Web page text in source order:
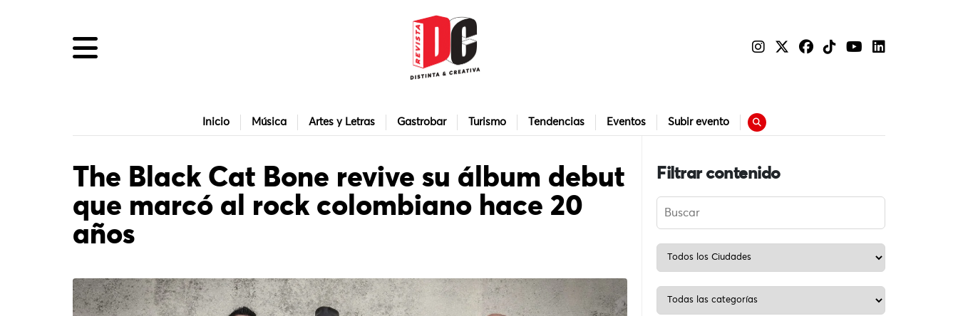
Inicio Música Artes y Letras Gastrobar Turismo Tendencias Eventos Subir evento
The Black Cat Bone revive su álbum debut
que marcó al rock colombiano hace 20
años
Filtrar contenido